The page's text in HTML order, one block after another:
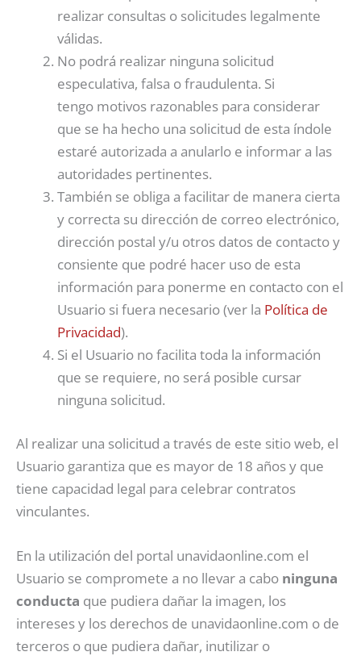
realizar consultas o solicitudes legalmente
válidas.
No podrá realizar ninguna solicitud
especulativa, falsa o fraudulenta. Si
tengo motivos razonables para considerar
que se ha hecho una solicitud de esta índole
estaré autorizada a anularlo e informar a las
autoridades pertinentes.
También se obliga a facilitar de manera cierta
y correcta su dirección de correo electrónico,
dirección postal y/u otros datos de contacto y
consiente que podré hacer uso de esta
información para ponerme en contacto con el
Usuario si fuera necesario (ver la Política de
Privacidad).
Si el Usuario no facilita toda la información
que se requiere, no será posible cursar
ninguna solicitud.
Al realizar una solicitud a través de este sitio web, el
Usuario garantiza que es mayor de 18 años y que
tiene capacidad legal para celebrar contratos
vinculantes.
En la utilización del portal unavidaonline.com el
Usuario se compromete a no llevar a cabo ninguna
conducta que pudiera dañar la imagen, los
intereses y los derechos de unavidaonline.com o de
terceros o que pudiera dañar, inutilizar o